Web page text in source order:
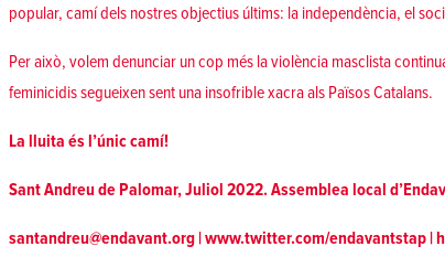
popular, camí dels nostres objectius últims: la independència, el
Per això, volem denunciar un cop més la violència masclista
feminicidis segueixen sent una insofriblexacra als Països Catalans.
La lluita és l’únic camí!
Sant Andreu de Palomar, Juliol 2022. Assemblea local
santandreu@endavant.org |www.twitter.com/endavantstap |